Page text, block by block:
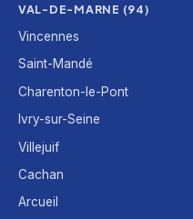
VAL-DE-MARNE (94)
Vincennes
Saint-Mandé
Charenton-le-Pont
Ivry-sur-Seine
Villejuif
Cachan
Arcueil